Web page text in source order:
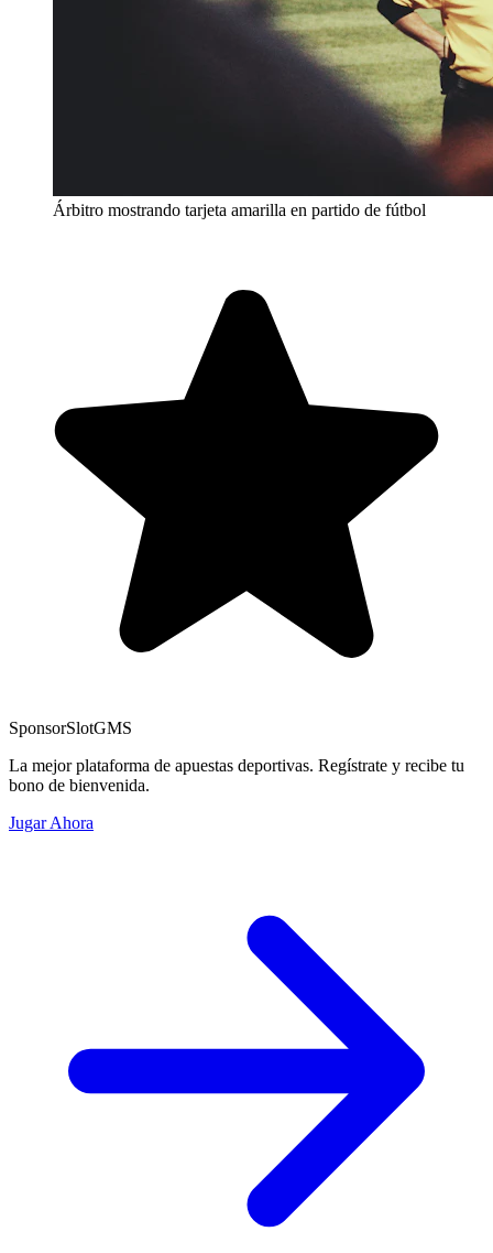
Árbitro mostrando tarjeta amarilla en partido de fútbol
SponsorSlotGMS
La mejor plataforma de apuestas deportivas. Regístrate y recibe tu
bono de bienvenida.
Jugar Ahora